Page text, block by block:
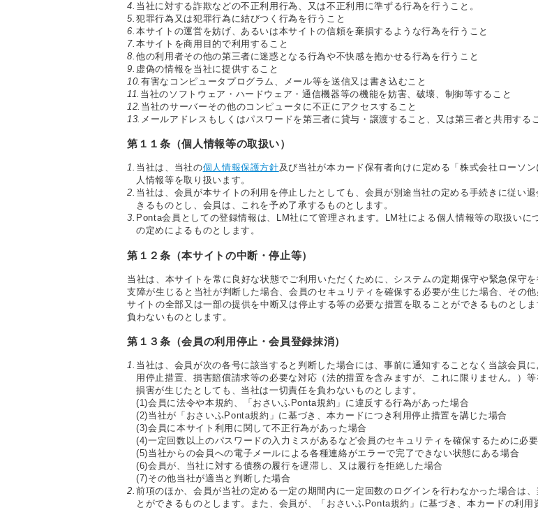
4. 当社に対する詐欺などの不正利用行為、又は不正利用に準ずる行為を行うこと。
5. 犯罪行為又は犯罪行為に結びつく行為を行うこと
6. 本サイトの運営を妨げ、あるいは本サイトの信頼を棄損するような行為を行うこと
7. 本サイトを商用目的で利用すること
8. 他の利用者その他の第三者に迷惑となる行為や不快感を抱かせる行為を行うこと
9. 虚偽の情報を当社に提供すること
10. 有害なコンピュータプログラム、メール等を送信又は書き込むこと
11. 当社のソフトウェア・ハードウェア・通信機器等の機能を妨害、破壊、制御等すること
12. 当社のサーバーその他のコンピュータに不正にアクセスすること
13. メールアドレスもしくはパスワードを第三者に貸与・譲渡すること、又は第三者と共用する
第１１条（個人情報等の取扱い）
1. 当社は、当社の個人情報保護方針及び当社が本カード保有者向けに定める「株式会社ローソ
人情報等を取り扱います。
2. 当社は、会員が本サイトの利用を停止したとしても、会員が別途当社の定める手続きに従い
きるものとし、会員は、これを予め了承するものとします。
3. Ponta会員としての登録情報は、LM社にて管理されます。LM社による個人情報等の取扱いに
の定めによるものとします。
第１２条（本サイトの中断・停止等）
当社は、本サイトを常に良好な状態でご利用いただくために、システムの定期保守や緊急保守
支障が生じると当社が判断した場合、会員のセキュリティを確保する必要が生じた場合、その
サイトの全部又は一部の提供を中断又は停止する等の必要な措置を取ることができるものとし
負わないものとします。
第１３条（会員の利用停止・会員登録抹消）
1. 当社は、会員が次の各号に該当すると判断した場合には、事前に通知することなく当該会員
用停止措置、損害賠償請求等の必要な対応（法的措置を含みますが、これに限りません。）
損害が生じたとしても、当社は一切責任を負わないものとします。
(1)会員に法令や本規約、「おさいふPonta規約」に違反する行為があった場合
(2)当社が「おさいふPonta規約」に基づき、本カードにつき利用停止措置を講じた場合
(3)会員に本サイト利用に関して不正行為があった場合
(4)一定回数以上のパスワードの入力ミスがあるなど会員のセキュリティを確保するために必
(5)当社からの会員への電子メールによる各種連絡がエラーで完了できない状態にある場合
(6)会員が、当社に対する債務の履行を遅滞し、又は履行を拒絶した場合
(7)その他当社が適当と判断した場合
2. 前項のほか、会員が当社の定める一定の期間内に一定回数のログインを行わなかった場合は
とができるものとします。また、会員が、「おさいふPonta規約」に基づき、本カードの利用